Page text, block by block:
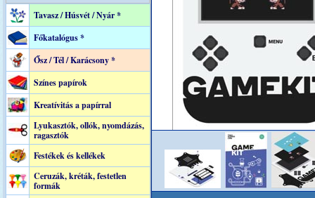
Tavasz / Húsvét / Nyár *
Főkatalógus *
Ősz / Tél / Karácsony *
Színes papírok
Kreatívitás a papírral
Lyukasztók, ollók, nyomdázás,
ragasztók
Festékek és kellékek
Ceruzák, kréták, festetlen
formák